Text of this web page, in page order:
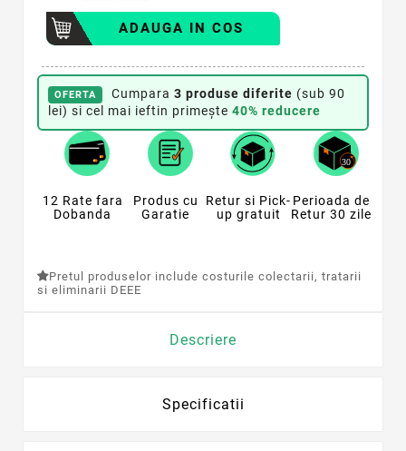
ADAUGA IN COS
OFERTA Cumpara 3 produse diferite (sub 90
lei) si cel mai ieftin primește 40% reducere
12 Rate fara
Dobanda
Produs cu
Garatie
Retur si Pick-
up gratuit
Perioada de
Retur 30 zile
Pretul produselor include costurile colectarii, tratarii
si eliminarii DEEE
Descriere
Specificatii